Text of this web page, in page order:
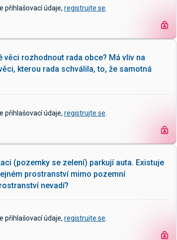
přihlašovací údaje, registrujte se
rozhodnout rada obce? Má vliv na
kterou rada schválila, to, že samotná
přihlašovací údaje, registrujte se
(pozemky se zelení) parkují auta. Existuje
prostranství mimo pozemní
nevadí?
přihlašovací údaje, registrujte se